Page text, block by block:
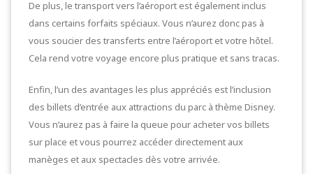
De plus, le transport vers l’aéroport est également inclus
dans certains forfaits spéciaux. Vous n’aurez donc pas à
vous soucier des transferts entre l’aéroport et votre hôtel.
Cela rend votre voyage encore plus pratique et sans tracas.
Enfin, l’un des avantages les plus appréciés est l’inclusion
des billets d’entrée aux attractions du parc à thème Disney.
Vous n’aurez pas à faire la queue pour acheter vos billets
sur place et vous pourrez accéder directement aux
manèges et aux spectacles dès votre arrivée.